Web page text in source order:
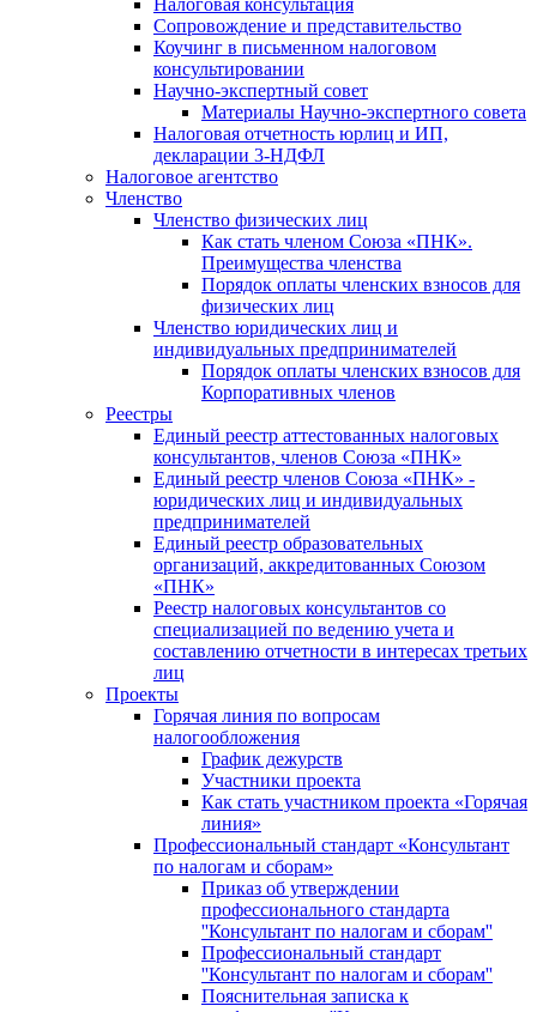
Налоговая консультация
Cопровождение и представительство
Коучинг в письменном налоговом
консультировании
Научно-экспертный совет
Материалы Научно-экспертного совета
Налоговая отчетность юрлиц и ИП,
декларации 3-НДФЛ
Налоговое агентство
Членство
Членство физических лиц
Как стать членом Союза «ПНК».
Преимущества членства
Порядок оплаты членских взносов для
физических лиц
Членство юридических лиц и
индивидуальных предпринимателей
Порядок оплаты членских взносов для
Корпоративных членов
Реестры
Единый реестр аттестованных налоговых
консультантов, членов Союза «ПНК»
Единый реестр членов Союза «ПНК» -
юридических лиц и индивидуальных
предпринимателей
Единый реестр образовательных
организаций, аккредитованных Союзом
«ПНК»
Реестр налоговых консультантов со
специализацией по ведению учета и
составлению отчетности в интересах третьих
лиц
Проекты
Горячая линия по вопросам
налогообложения
График дежурств
Участники проекта
Как стать участником проекта «Горячая
линия»
Профессиональный стандарт «Консультант
по налогам и сборам»
Приказ об утверждении
профессионального стандарта
''Консультант по налогам и сборам''
Профессиональный стандарт
''Консультант по налогам и сборам''
Пояснительная записка к